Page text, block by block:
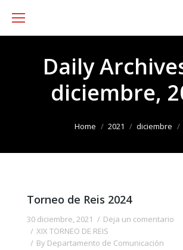
Daily
diciembre,
Home 2021 diciembre
Torneo de Reis 2024
30 diciembre, 2021
Deja un comentario
XIX TORNEO DE REIS
By Departamento de Comunicación